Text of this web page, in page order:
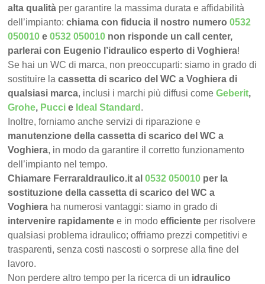
alta qualità per garantire la massima durata e affidabilità
dell’impianto:chiama con fiducia il nostro numero0532
050010 e0532 050010 non risponde un call center,
parlerai con Eugenio l’idraulico esperto di Voghiera!
Se hai un WC di marca, non preoccuparti: siamo in grado di
sostituire lacassetta di scarico del WC a Voghiera di
qualsiasi marca, inclusi i marchi più diffusi comeGeberit,
Grohe, Pucci e Ideal Standard .
Inoltre, forniamo anche servizi di riparazione e
manutenzione della cassetta di scarico del WC a
Voghiera, in modo da garantire il corretto funzionamento
dell’impianto nel tempo.
Chiamare FerraraIdraulico.it al0532 050010 per la
sostituzione della cassetta di scarico del WC a
Voghiera ha numerosi vantaggi: siamo in grado di
intervenire rapidamente e in modoefficiente per risolvere
qualsiasi problema idraulico; offriamo prezzi competitivi e
trasparenti, senza costi nascosti o sorprese alla fine del
lavoro.
Non perdere altro tempo per la ricerca di un idraulico